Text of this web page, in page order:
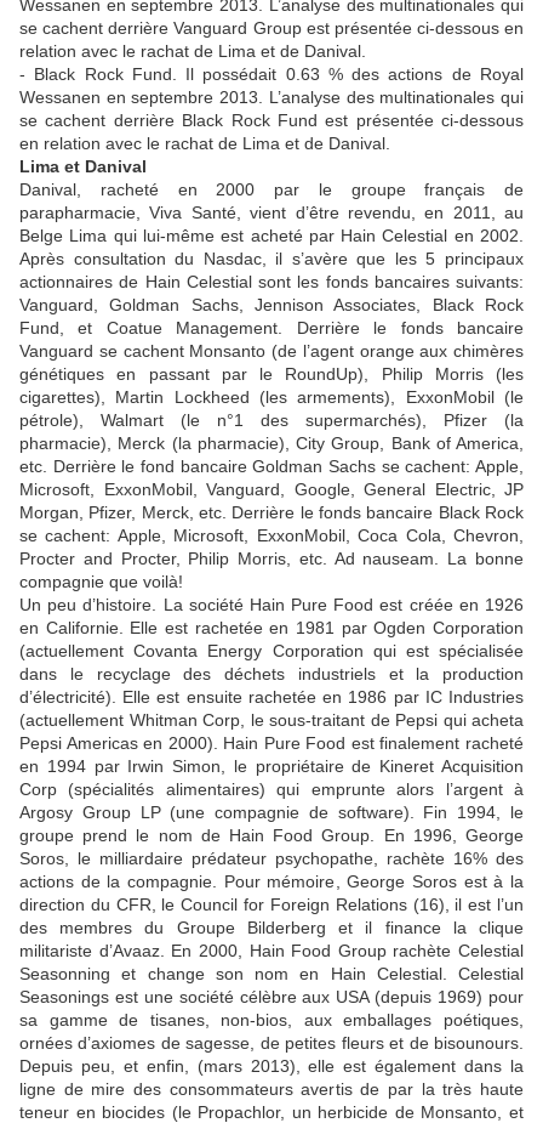
Wessanen en septembre 2013. L’analyse des multinationales qui
se cachent derrière Vanguard Group est présentée ci-dessous en
relation avec le rachat de Lima et de Danival.
- Black Rock Fund. Il possédait 0.63 % des actions de Royal
Wessanen en septembre 2013. L’analyse des multinationales qui
se cachent derrière Black Rock Fund est présentée ci-dessous
en relation avec le rachat de Lima et de Danival.
Lima et Danival
Danival, racheté en 2000 par le groupe français de
parapharmacie, Viva Santé, vient d’être revendu, en 2011, au
Belge Lima qui lui-même est acheté par Hain Celestial en 2002.
Après consultation du Nasdac, il s’avère que les 5 principaux
actionnaires de Hain Celestial sont les fonds bancaires suivants:
Vanguard, Goldman Sachs, Jennison Associates, Black Rock
Fund, et Coatue Management. Derrière le fonds bancaire
Vanguard se cachent Monsanto (de l’agent orange aux chimères
génétiques en passant par le RoundUp), Philip Morris (les
cigarettes), Martin Lockheed (les armements), ExxonMobil (le
pétrole), Walmart (le n°1 des supermarchés), Pfizer (la
pharmacie), Merck (la pharmacie), City Group, Bank of America,
etc. Derrière le fond bancaire Goldman Sachs se cachent: Apple,
Microsoft, ExxonMobil, Vanguard, Google, General Electric, JP
Morgan, Pfizer, Merck, etc. Derrière le fonds bancaire Black Rock
se cachent: Apple, Microsoft, ExxonMobil, Coca Cola, Chevron,
Procter and Procter, Philip Morris, etc. Ad nauseam. La bonne
compagnie que voilà!
Un peu d’histoire. La société Hain Pure Food est créée en 1926
en Californie. Elle est rachetée en 1981 par Ogden Corporation
(actuellement Covanta Energy Corporation qui est spécialisée
dans le recyclage des déchets industriels et la production
d’électricité). Elle est ensuite rachetée en 1986 par IC Industries
(actuellement Whitman Corp, le sous-traitant de Pepsi qui acheta
Pepsi Americas en 2000). Hain Pure Food est finalement racheté
en 1994 par Irwin Simon, le propriétaire de Kineret Acquisition
Corp (spécialités alimentaires) qui emprunte alors l’argent à
Argosy Group LP (une compagnie de software). Fin 1994, le
groupe prend le nom de Hain Food Group. En 1996, George
Soros, le milliardaire prédateur psychopathe, rachète 16% des
actions de la compagnie. Pour mémoire, George Soros est à la
direction du CFR, le Council for Foreign Relations (16), il est l’un
des membres du Groupe Bilderberg et il finance la clique
militariste d’Avaaz. En 2000, Hain Food Group rachète Celestial
Seasonning et change son nom en Hain Celestial. Celestial
Seasonings est une société célèbre aux USA (depuis 1969) pour
sa gamme de tisanes, non-bios, aux emballages poétiques,
ornées d’axiomes de sagesse, de petites fleurs et de bisounours.
Depuis peu, et enfin, (mars 2013), elle est également dans la
ligne de mire des consommateurs avertis de par la très haute
teneur en biocides (le Propachlor, un herbicide de Monsanto, et